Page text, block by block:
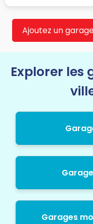
Ajoutez un
Explorer les
Garages